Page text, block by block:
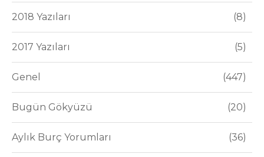
2018 Yazıları 8
2017 Yazıları 5
Genel 447
Bugün Gökyüzü 20
Aylık Burç Yorumları 36